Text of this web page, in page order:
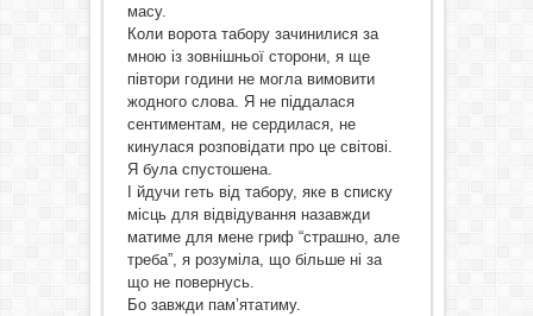
масу.
Коли ворота табору зачинилися за
мною із зовнішньої сторони, я ще
півтори години не могла вимовити
жодного слова. Я не піддалася
сентиментам, не сердилася, не
кинулася розповідати про це світові.
Я була спустошена.
І йдучи геть від табору, яке в списку
місць для відвідування назавжди
матиме для мене гриф “страшно, але
треба”, я розуміла, що більше ні за
що не повернусь.
Бо завжди пам’ятатиму.